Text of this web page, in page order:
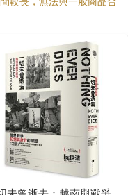
「不敢置信！」我們無
城邦」美蜀，我的高地
統阮文紹（這名字的發
地下令防守高地的部隊
相信當老百姓拚命瘋狂
後開槍射擊，死亡人數
偷拍下這些報告的照
況象徵著無可避免的政
窮苦民眾的困境感到不
的，但倘若母親還活
人，我是她窮苦的孩
沒有人問過這些窮人是
軍人打劫強暴。假如那